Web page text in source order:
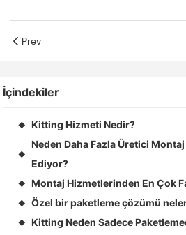
Prev
İçindekiler
◆ Kitting Hizmeti Nedir?
◆
Neden Daha Fazla Üretici
Ediyor?
◆ Montaj Hizmetlerinden En Çok
◆ Özel bir paketleme çözümü
◆ Kitting Neden Sadece